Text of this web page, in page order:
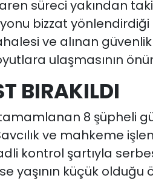
süreci yakından
bizzat
ve alınan
ulaşmasının
BIRAKILDI
8 şüpheli
ve mahkeme
kontrol şartıyla
yaşının küçük olduğu